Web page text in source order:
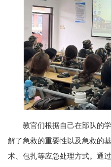
教官们根据自己在部队的
解了急救的重要性以及急救的
术、包扎等应急处理方式。通